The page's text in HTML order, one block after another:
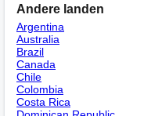
Andere landen
Argentina
Australia
Brazil
Canada
Chile
Colombia
Costa Rica